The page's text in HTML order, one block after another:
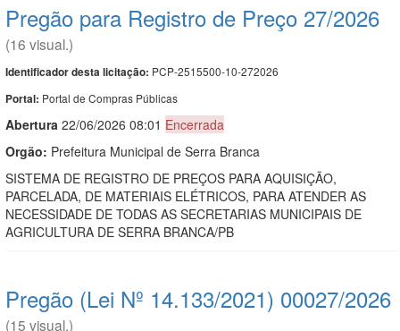
Pregão para Registro de Preço 27/2026
(16 visual.)
Identificador desta licitação: PCP-2515500-10-272026
Portal: Portal de Compras Públicas
Abertura 22/06/2026 08:01 Encerrada
Orgão: Prefeitura Municipal de Serra Branca
SISTEMA DE REGISTRO DE PREÇOS PARA AQUISIÇÃO,
PARCELADA, DE MATERIAIS ELÉTRICOS, PARA ATENDER AS
NECESSIDADE DE TODAS AS SECRETARIAS MUNICIPAIS DE
AGRICULTURA DE SERRA BRANCA/PB
Pregão (Lei Nº 14.133/2021) 00027/2026
(15 visual.)